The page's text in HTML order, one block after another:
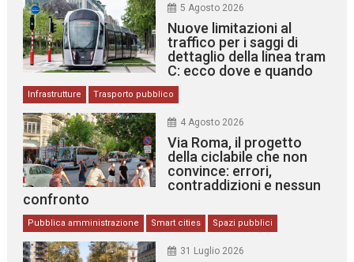
5 Agosto 2026
Nuove limitazioni al
traffico per i saggi di
dettaglio della linea tram
C: ecco dove e quando
Infrastrutture Trasporto pubblico
4 Agosto 2026
Via Roma, il progetto
della ciclabile che non
convince: errori,
contraddizioni e nessun
confronto
Pubblica amministrazione Smart cities Spazi pubblici
31 Luglio 2026